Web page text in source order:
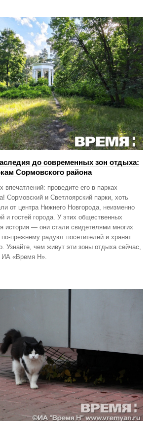
до современных зон отдыха:
Сормовского района
проведите его в парках
Сормовский и Светлоярский парки, хоть
от центра Нижнего Новгорода, неизменно
и гостей города. У этих общественных
история — они стали свидетелями многих
радуют посетителей и хранят
Узнайте, чем живут эти зоны отдыха сейчас,
ИА «Время Н».